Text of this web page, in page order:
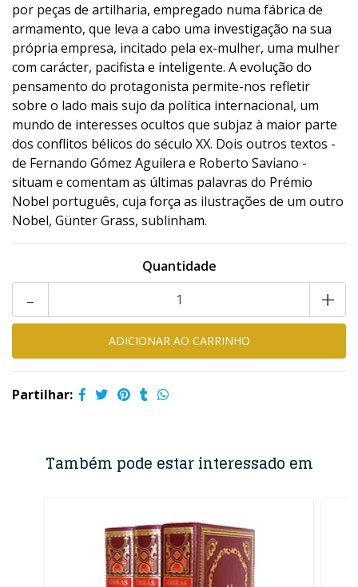
por peças de artilharia, empregado numa fábrica de
armamento, que leva a cabo uma investigação na sua
própria empresa, incitado pela ex-mulher, uma mulher
com carácter, pacifista e inteligente. A evolução do
pensamento do protagonista permite-nos refletir
sobre o lado mais sujo da política internacional, um
mundo de interesses ocultos que subjaz à maior parte
dos conflitos bélicos do século XX. Dois outros textos -
de Fernando Gómez Aguilera e Roberto Saviano -
situam e comentam as últimas palavras do Prémio
Nobel português, cuja força as ilustrações de um outro
Nobel, Günter Grass, sublinham.
Quantidade
+
-
Partilhar:
Também pode estar interessado em